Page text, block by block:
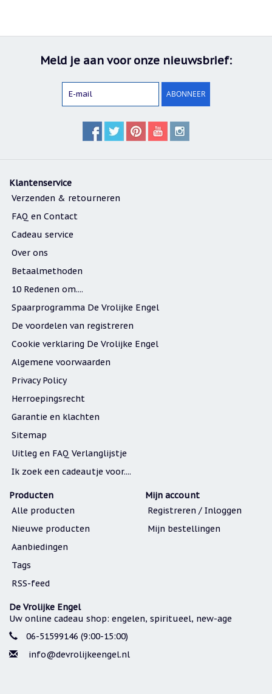
Meld je aan voor onze nieuwsbrief:
ABONNEER
Klantenservice
Verzenden & retourneren
FAQ en Contact
Cadeau service
Over ons
Betaalmethoden
10 Redenen om....
Spaarprogramma De Vrolijke Engel
De voordelen van registreren
Cookie verklaring De Vrolijke Engel
Algemene voorwaarden
Privacy Policy
Herroepingsrecht
Garantie en klachten
Sitemap
Uitleg en FAQ Verlanglijstje
Ik zoek een cadeautje voor....
Producten
Alle producten
Nieuwe producten
Aanbiedingen
Tags
RSS-feed
Mijn account
Registreren / Inloggen
Mijn bestellingen
De Vrolijke Engel
Uw online cadeau shop: engelen, spiritueel, new-age
06-51599146 (9:00-15:00)
info@devrolijkeengel.nl